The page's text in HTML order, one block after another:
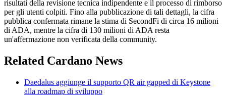
risultati della revisione tecnica indipendente e il processo di rimborso
per gli utenti colpiti. Fino alla pubblicazione di tali dettagli, la cifra
pubblica confermata rimane la stima di SecondFi di circa 16 milioni
di ADA, mentre la cifra di 130 milioni di ADA resta
un'affermazione non verificata della community.
Related Cardano News
Daedalus aggiunge il supporto QR air gapped di Keystone
alla roadmap di sviluppo